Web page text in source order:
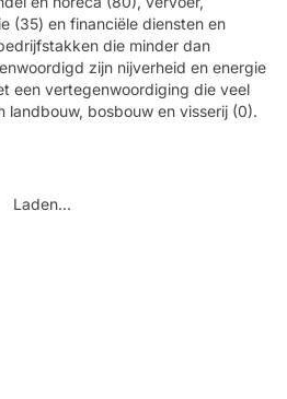
(35) en financiële diensten en
die minder dan
zijn nijverheid en energie
een vertegenwoordiging die veel
landbouw, bosbouw en visserij (0).
Laden...